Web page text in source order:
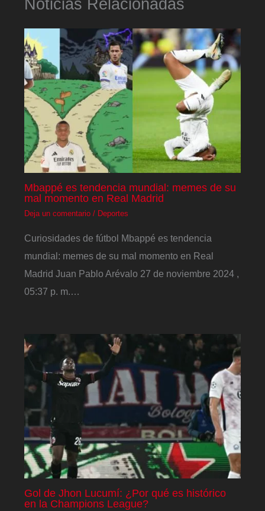
Noticias Relacionadas
Mbappé es tendencia mundial: memes de su
mal momento en Real Madrid
Deja un comentario / Deportes
Curiosidades de fútbol Mbappé es tendencia
mundial: memes de su mal momento en Real
Madrid Juan Pablo Arévalo 27 de noviembre 2024 ,
05:37 p. m.…
Gol de Jhon Lucumí: ¿Por qué es histórico
en la Champions League?